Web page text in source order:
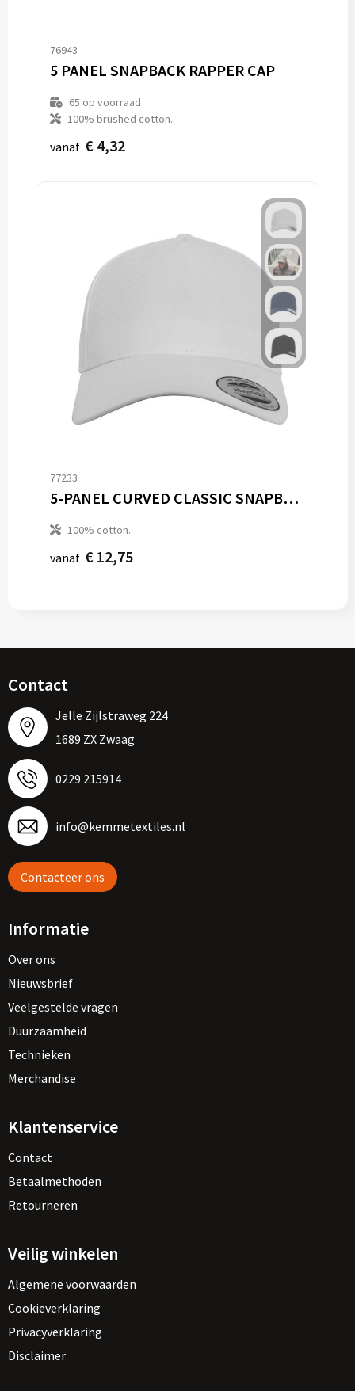
76943
5 PANEL SNAPBACK RAPPER CAP
65 op voorraad
100% brushed cotton.
vanaf € 4,32
77233
5-PANEL CURVED CLASSIC SNAPBACK
100% cotton.
vanaf € 12,75
Contact
Jelle Zijlstraweg 224
1689 ZX Zwaag
0229 215914
info@kemmetextiles.nl
Contacteer ons
Informatie
Over ons
Nieuwsbrief
Veelgestelde vragen
Duurzaamheid
Technieken
Merchandise
Klantenservice
Contact
Betaalmethoden
Retourneren
Veilig winkelen
Algemene voorwaarden
Cookieverklaring
Privacyverklaring
Disclaimer